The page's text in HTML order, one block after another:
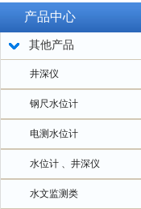
产品中心
其他产品
井深仪
钢尺水位计
电测水位计
水位计 、井深仪
水文监测类